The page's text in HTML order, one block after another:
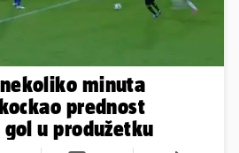
minuta
prednost
u produžetku